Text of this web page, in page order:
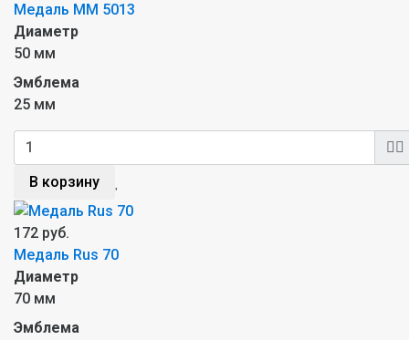
Медаль MM 5013
Диаметр
50 мм
Эмблема
25 мм
В корзину
172 руб.
Медаль Rus 70
Диаметр
70 мм
Эмблема